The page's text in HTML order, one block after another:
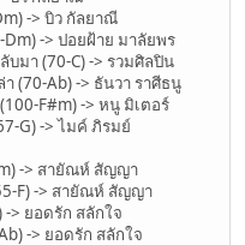
-> บิว กัลยาณี
-> ปอยฝ้าย มาลัยพร
มา (70-C) -> รวมศิลปิน
(70-Ab) -> ธันวา ราศีธนู
F#m) -> หนู มิเตอร์
G) -> ไมค์ ภิรมย์
-> สายัณห์ สัญญา
F) -> สายัณห์ สัญญา
> ยอดรัก สลักใจ
-> ยอดรัก สลักใจ